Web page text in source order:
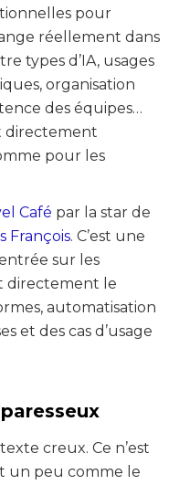
pour
réellement dans
types d’IA, usages
organisation
des équipes…
directement
pour les
Café par la star de
François. C’est une
sur les
directement le
automatisation
et des cas d’usage
creux. Ce n’est
un peu comme le